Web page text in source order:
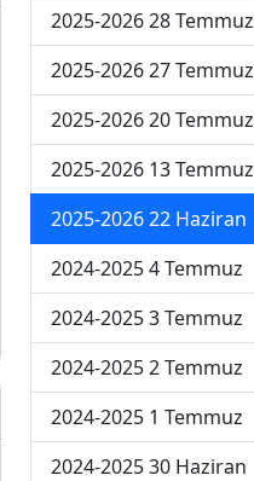
2025-2026 28 Temmuz
2025-2026 27 Temmuz
2025-2026 20 Temmuz
2025-2026 13 Temmuz
2025-2026 22 Haziran
2024-2025 4 Temmuz
2024-2025 3 Temmuz
2024-2025 2 Temmuz
2024-2025 1 Temmuz
2024-2025 30 Haziran